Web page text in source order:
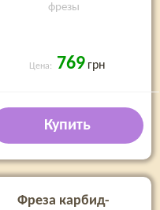
фрезы
Цена: 769 грн
Купить
Фреза карбид-